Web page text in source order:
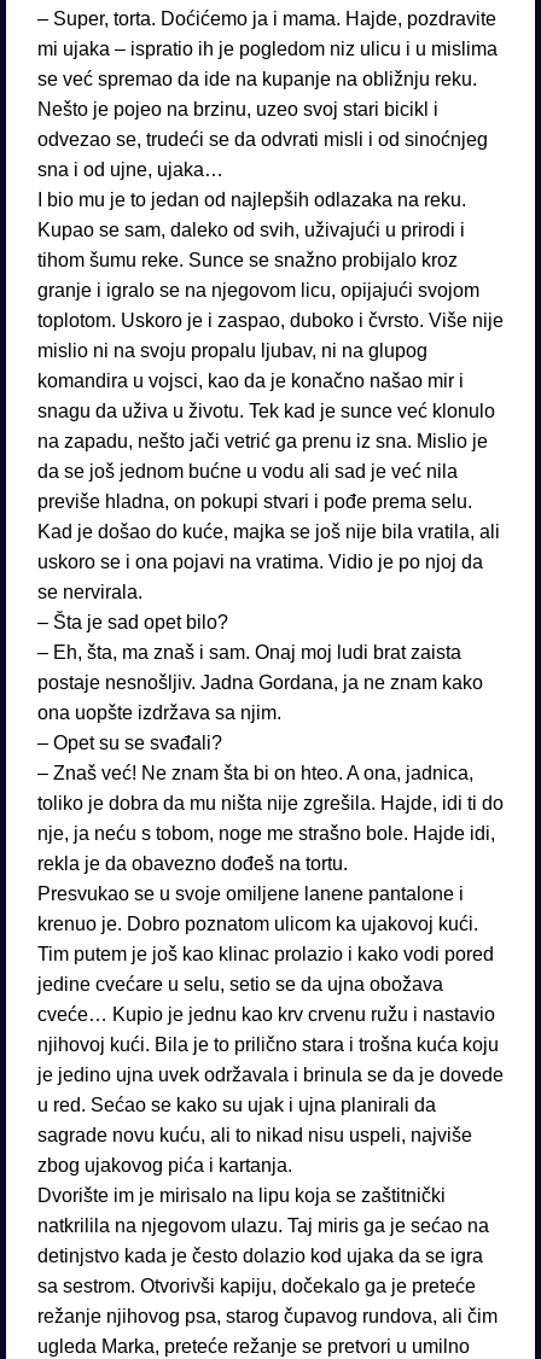
– Super, torta. Doćićemo ja i mama. Hajde, pozdravite
mi ujaka – ispratio ih je pogledom niz ulicu i u mislima
se već spremao da ide na kupanje na obližnju reku.
Nešto je pojeo na brzinu, uzeo svoj stari bicikl i
odvezao se, trudeći se da odvrati misli i od sinoćnjeg
sna i od ujne, ujaka…
I bio mu je to jedan od najlepših odlazaka na reku.
Kupao se sam, daleko od svih, uživajući u prirodi i
tihom šumu reke. Sunce se snažno probijalo kroz
granje i igralo se na njegovom licu, opijajući svojom
toplotom. Uskoro je i zaspao, duboko i čvrsto. Više nije
mislio ni na svoju propalu ljubav, ni na glupog
komandira u vojsci, kao da je konačno našao mir i
snagu da uživa u životu. Tek kad je sunce već klonulo
na zapadu, nešto jači vetrić ga prenu iz sna. Mislio je
da se još jednom bućne u vodu ali sad je već nila
previše hladna, on pokupi stvari i pođe prema selu.
Kad je došao do kuće, majka se još nije bila vratila, ali
uskoro se i ona pojavi na vratima. Vidio je po njoj da
se nervirala.
– Šta je sad opet bilo?
– Eh, šta, ma znaš i sam. Onaj moj ludi brat zaista
postaje nesnošljiv. Jadna Gordana, ja ne znam kako
ona uopšte izdržava sa njim.
– Opet su se svađali?
– Znaš već! Ne znam šta bi on hteo. A ona, jadnica,
toliko je dobra da mu ništa nije zgrešila. Hajde, idi ti do
nje, ja neću s tobom, noge me strašno bole. Hajde idi,
rekla je da obavezno dođeš na tortu.
Presvukao se u svoje omiljene lanene pantalone i
krenuo je. Dobro poznatom ulicom ka ujakovoj kući.
Tim putem je još kao klinac prolazio i kako vodi pored
jedine cvećare u selu, setio se da ujna obožava
cveće… Kupio je jednu kao krv crvenu ružu i nastavio
njihovoj kući. Bila je to prilično stara i trošna kuća koju
je jedino ujna uvek održavala i brinula se da je dovede
u red. Sećao se kako su ujak i ujna planirali da
sagrade novu kuću, ali to nikad nisu uspeli, najviše
zbog ujakovog pića i kartanja.
Dvorište im je mirisalo na lipu koja se zaštitnički
natkrilila na njegovom ulazu. Taj miris ga je sećao na
detinjstvo kada je često dolazio kod ujaka da se igra
sa sestrom. Otvorivši kapiju, dočekalo ga je preteće
režanje njihovog psa, starog čupavog rundova, ali čim
ugleda Marka, preteće režanje se pretvori u umilno